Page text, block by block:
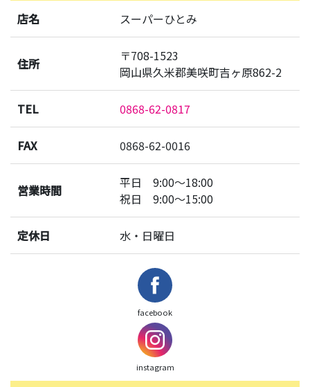
店名 スーパーひとみ
住所
〒708-1523
岡山県久米郡美咲町吉ヶ原862-2
TEL 0868-62-0817
FAX 0868-62-0016
営業時間
平日 9:00〜18:00
祝日 9:00〜15:00
定休日 水・日曜日
facebook
instagram